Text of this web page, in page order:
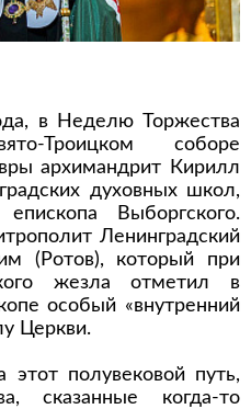
в Неделю Торжества
Троицком соборе
архимандрит Кирилл
духовных школ,
Выборгского.
Ленинградский
(Ротов), который при
жезла отметил в
особый «внутренний
Церкви.
этот полувековой путь,
сказанные когда-то